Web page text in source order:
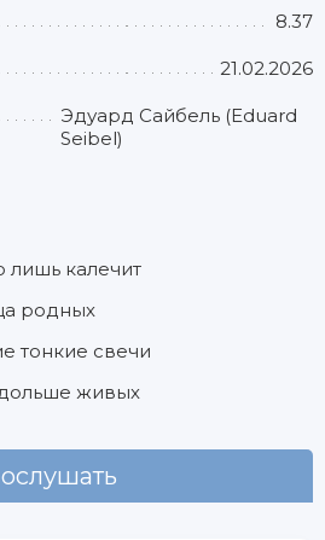
8.37
21.02.2026
Эдуард Сайбель (Eduard
Seibel)
лишь калечит
родных
тонкие свечи
живых